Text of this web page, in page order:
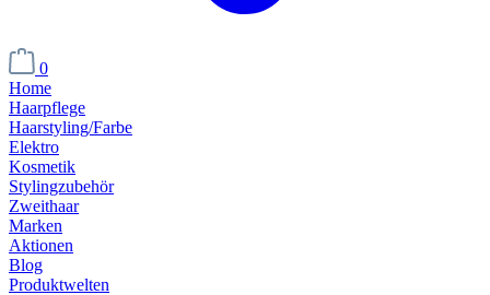
0
Home
Haarpflege
Haarstyling/Farbe
Elektro
Kosmetik
Stylingzubehör
Zweithaar
Marken
Aktionen
Blog
Produktwelten